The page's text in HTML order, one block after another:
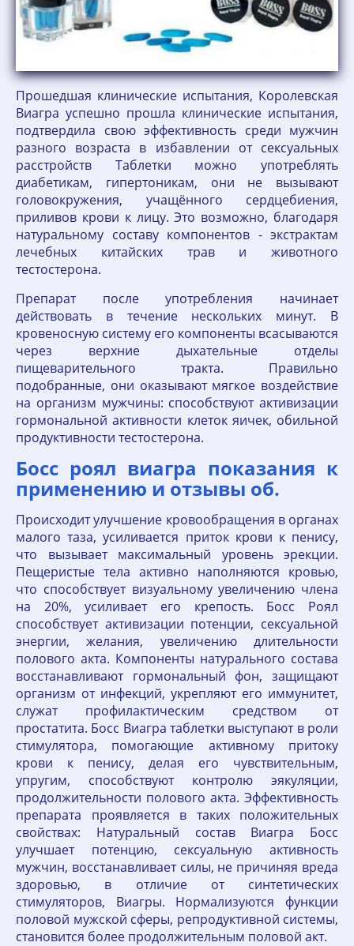
Прошедшая клинические испытания, Королевская
Виагра успешно прошла клинические испытания,
подтвердила свою эффективность среди мужчин
разного возраста в избавлении от сексуальных
расстройств Таблетки можно употреблять
диабетикам, гипертоникам, они не вызывают
головокружения, учащённого сердцебиения,
приливов крови к лицу. Это возможно, благодаря
натуральному составу компонентов - экстрактам
лечебных китайских трав и животного
тестостерона.
Препарат после употребления начинает
действовать в течение нескольких минут. В
кровеносную систему его компоненты всасываются
через верхние дыхательные отделы
пищеварительного тракта. Правильно
подобранные, они оказывают мягкое воздействие
на организм мужчины: способствуют активизации
гормональной активности клеток яичек, обильной
продуктивности тестостерона.
Босс роял виагра показания к
применению и отзывы об.
Происходит улучшение кровообращения в органах
малого таза, усиливается приток крови к пенису,
что вызывает максимальный уровень эрекции.
Пещеристые тела активно наполняются кровью,
что способствует визуальному увеличению члена
на 20%, усиливает его крепость. Босс Роял
способствует активизации потенции, сексуальной
энергии, желания, увеличению длительности
полового акта. Компоненты натурального состава
восстанавливают гормональный фон, защищают
организм от инфекций, укрепляют его иммунитет,
служат профилактическим средством от
простатита. Босс Виагра таблетки выступают в роли
стимулятора, помогающие активному притоку
крови к пенису, делая его чувствительным,
упругим, способствуют контролю эякуляции,
продолжительности полового акта. Эффективность
препарата проявляется в таких положительных
свойствах: Натуральный состав Виагра Босс
улучшает потенцию, сексуальную активность
мужчин, восстанавливает силы, не причиняя вреда
здоровью, в отличие от синтетических
стимуляторов, Виагры. Нормализуются функции
половой мужской сферы, репродуктивной системы,
становится более продолжительным половой акт.